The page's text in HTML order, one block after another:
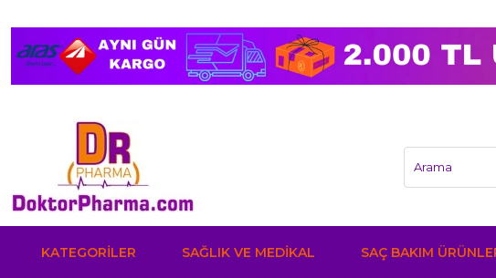
KATEGORİLER SAĞLIK VE MEDİKAL SAÇ BAKIM